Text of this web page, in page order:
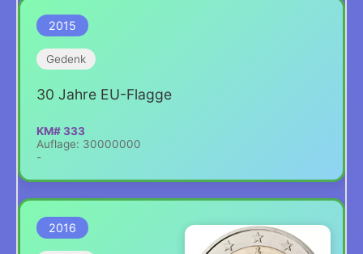
2015
Gedenk
30 Jahre EU-Flagge
KM# 333
Auflage: 30000000
-
2016